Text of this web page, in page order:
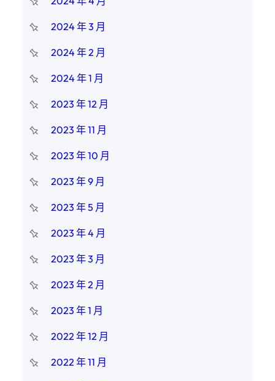
2024 年 3 月
2024 年 2 月
2024 年 1 月
2023 年 12 月
2023 年 11 月
2023 年 10 月
2023 年 9 月
2023 年 5 月
2023 年 4 月
2023 年 3 月
2023 年 2 月
2023 年 1 月
2022 年 12 月
2022 年 11 月